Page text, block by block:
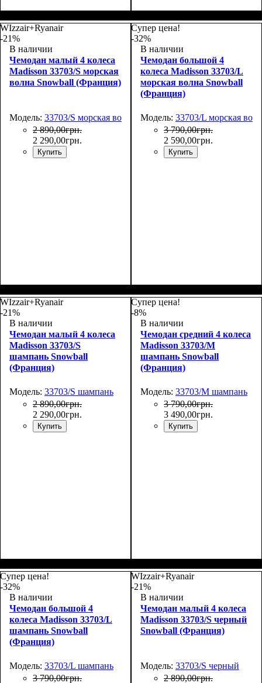
66х44х27
75х50х30
WIzzair+Ryanair
-21%
В наличии
Чемодан малый 4 колеса
Madisson 33703/S морская
волна Snowball (Франция)
Модель: 33703/S морская волна
2 890,00грн.
2 290,00грн.
Купить
55х36х20
Супер цена!
-32%
В наличии
Чемодан большой 4
колеса Madisson 33703/L
морская волна Snowball
(Франция)
Модель: 33703/L морская
3 790,00грн.
2 590,00грн.
Купить
75х50х30
WIzzair+Ryanair
-21%
В наличии
Чемодан малый 4 колеса
Madisson 33703/S
шампань Snowball
(Франция)
Модель: 33703/S шампань
2 890,00грн.
2 290,00грн.
Купить
55х36х20
Супер цена!
-8%
В наличии
Чемодан средний 4 колеса
Madisson 33703/M
шампань Snowball
(Франция)
Модель: 33703/M шампань
3 790,00грн.
3 490,00грн.
Купить
66х44х27
Супер цена!
-32%
В наличии
Чемодан большой 4
колеса Madisson 33703/L
шампань Snowball
(Франция)
Модель: 33703/L шампань
3 790,00грн.
WIzzair+Ryanair
-21%
В наличии
Чемодан малый 4 колеса
Madisson 33703/S черный
Snowball (Франция)
Модель: 33703/S черный
2 890,00грн.